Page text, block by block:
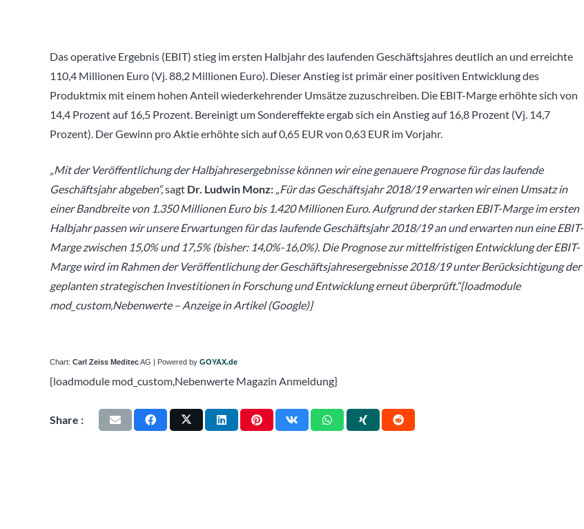
Das operative Ergebnis (EBIT) stieg im ersten Halbjahr des laufenden Geschäftsjahres deutlich an und erreichte
110,4 Millionen Euro (Vj. 88,2 Millionen Euro). Dieser Anstieg ist primär einer positiven Entwicklung des
Produktmix mit einem hohen Anteil wiederkehrender Umsätze zuzuschreiben. Die EBIT-Marge erhöhte sich von
14,4 Prozent auf 16,5 Prozent. Bereinigt um Sondereffekte ergab sich ein Anstieg auf 16,8 Prozent (Vj. 14,7
Prozent). Der Gewinn pro Aktie erhöhte sich auf 0,65 EUR von 0,63 EUR im Vorjahr.
„Mit der Veröffentlichung der Halbjahresergebnisse können wir eine genauere Prognose für das laufende
Geschäftsjahr abgeben“,sagt Dr. Ludwin Monz: „Für das Geschäftsjahr 2018/19 erwarten wir einen Umsatz in
einer Bandbreite von 1.350 Millionen Euro bis 1.420 Millionen Euro. Aufgrund der starken EBIT-Marge im ersten
Halbjahr passen wir unsere Erwartungen für das laufende Geschäftsjahr 2018/19 an und erwarten nun eine EBIT-
Marge zwischen 15,0% und 17,5% (bisher: 14,0%-16,0%). Die Prognose zur mittelfristigen Entwicklung der EBIT-
Marge wird im Rahmen der Veröffentlichung der Geschäftsjahresergebnisse 2018/19 unter Berücksichtigung der
geplanten strategischen Investitionen in Forschung und Entwicklung erneut überprüft.“{loadmodule
mod_custom,Nebenwerte – Anzeige in Artikel (Google)}
Chart: Carl Zeiss MeditecAG | Powered by GOYAX.de
{loadmodule mod_custom,Nebenwerte Magazin Anmeldung}
Share :